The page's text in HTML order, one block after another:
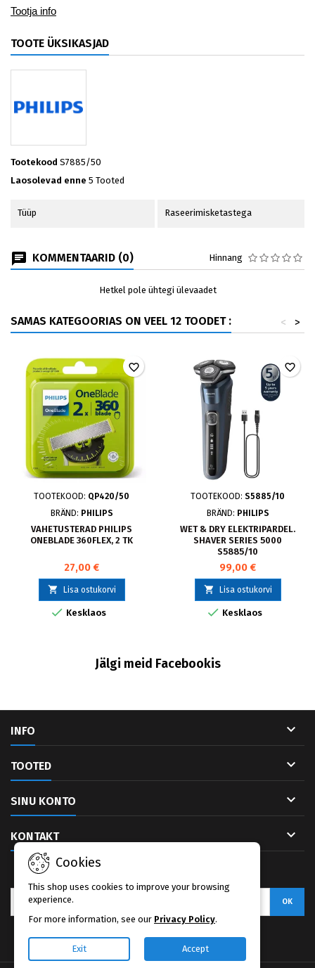
Tootja info
TOOTE ÜKSIKASJAD
Tootekood S7885/50
Laosolevad enne 5 Tooted
Tüüp Raseerimisketastega
KOMMENTAARID (0) Hinnang
Hetkel pole ühtegi ülevaadet
SAMAS KATEGOORIAS ON VEEL 12 TOODET : >
<
TOOTEKOOD: QP420/50
BRÄND: PHILIPS
VAHETUSTERAD PHILIPS
ONEBLADE 360FLEX, 2 TK
27,00 €
 Lisa ostukorvi
 Kesklaos
favorite_border
TOOTEKOOD: S5885/10
BRÄND: PHILIPS
WET & DRY ELEKTRIPARDEL.
SHAVER SERIES 5000
S5885/10
99,00 €
 Lisa ostukorvi
 Kesklaos
favorite_border
Jälgi meid Facebookis
INFO 
TOOTED 
SINU KONTO 
KONTAKT 
Cookies
This shop uses cookies to improve your browsing
experience.
For more information, see our Privacy Policy.
Exit Accept
Facebook